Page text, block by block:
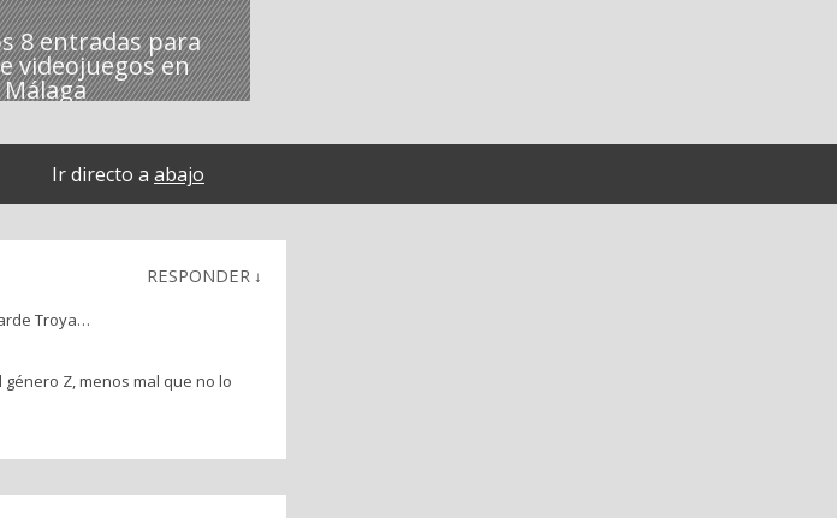
8 entradas para
videojuegos en
Málaga
Ir directo a abajo
RESPONDER ↓
Troya…
Z, menos mal que no lo